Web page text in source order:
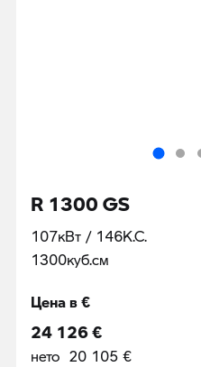
R 1300 GS
107кВт / 146К.С.
1300куб.cм
Цена в €
24 126 €
нето 20 105 €